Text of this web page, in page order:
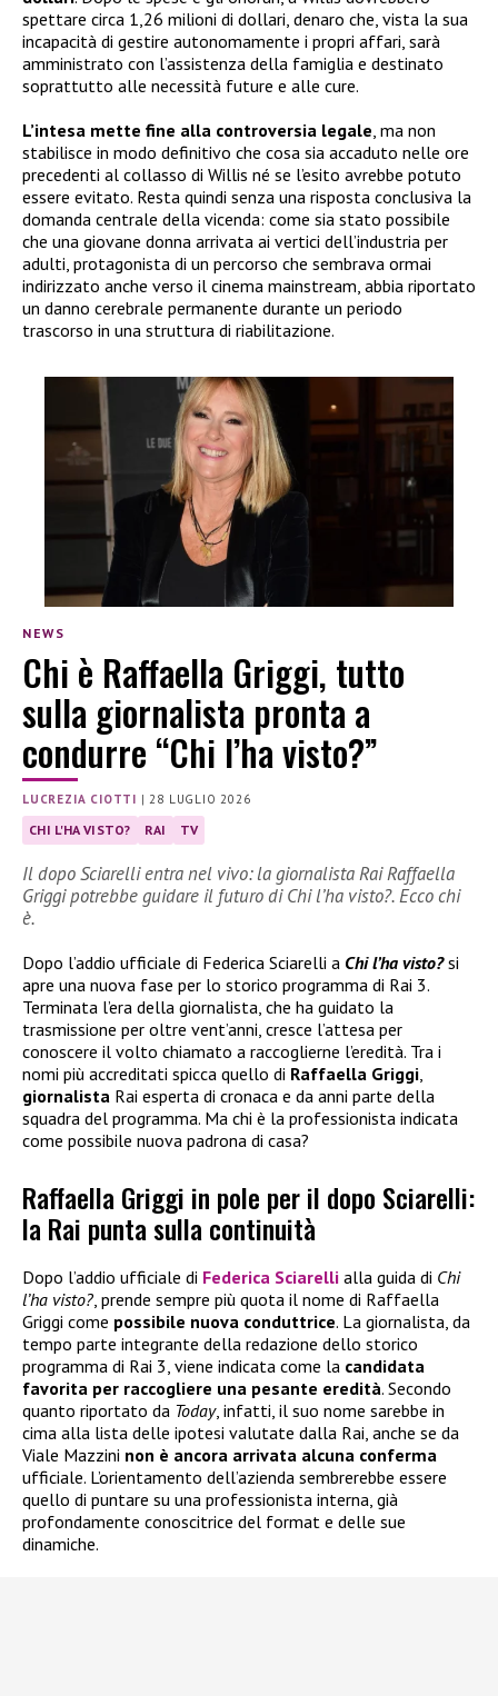
spettare circa 1,26 milioni di dollari, denaro che, vista la sua
incapacità di gestire autonomamente i propri affari, sarà
amministrato con l’assistenza della famiglia e destinato
soprattutto alle necessità future e alle cure.
L’intesa mette fine alla controversia legale, ma non
stabilisce in modo definitivo che cosa sia accaduto nelle ore
precedenti al collasso di Willis né se l’esito avrebbe potuto
essere evitato. Resta quindi senza una risposta conclusiva la
domanda centrale della vicenda: come sia stato possibile
che una giovane donna arrivata ai vertici dell’industria per
adulti, protagonista di un percorso che sembrava ormai
indirizzato anche verso il cinema mainstream, abbia riportato
un danno cerebrale permanente durante un periodo
trascorso in una struttura di riabilitazione.
NEWS
Chi è Raffaella Griggi, tutto
sulla giornalista pronta a
condurre “Chi l’ha visto?”
LUCREZIA CIOTTI | 28 LUGLIO 2026
CHI L'HA VISTO? RAI TV
Il dopo Sciarelli entra nel vivo: la giornalista Rai Raffaella
Griggi potrebbe guidare il futuro di Chi l’ha visto?. Ecco chi
è.
Dopo l’addio ufficiale di Federica Sciarelli a Chi l’ha visto?si
apre una nuova fase per lo storico programma di Rai 3.
Terminata l’era della giornalista, che ha guidato la
trasmissione per oltre vent’anni, cresce l’attesa per
conoscere il volto chiamato a raccoglierne l’eredità. Tra i
nomi più accreditati spicca quello di Raffaella Griggi,
giornalista Rai esperta di cronaca e da anni parte della
squadra del programma. Ma chi è la professionista indicata
come possibile nuova padrona di casa?
Raffaella Griggi in pole per il dopo Sciarelli:
la Rai punta sulla continuità
Dopo l’addio ufficiale di Federica Sciarelli alla guida di Chi
l’ha visto? , prende sempre più quota il nome di Raffaella
Griggi come possibile nuova conduttrice. La giornalista, da
tempo parte integrante della redazione dello storico
programma di Rai 3, viene indicata come la candidata
favorita per raccogliere una pesante eredità. Secondo
quanto riportato da Today, infatti, il suo nome sarebbe in
cima alla lista delle ipotesi valutate dalla Rai, anche se da
Viale Mazzini non è ancora arrivata alcuna conferma
ufficiale. L’orientamento dell’azienda sembrerebbe essere
quello di puntare su una professionista interna, già
profondamente conoscitrice del format e delle sue
dinamiche.